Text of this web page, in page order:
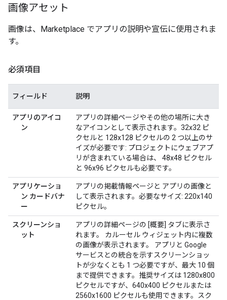
画像アセット
画像は、Marketplace でアプリの説明や宣伝に使用されま
す。
必須項目
フィールド 説明
アプリのアイコ
ン
アプリの詳細ページやその他の場所に大き
なアイコンとして表示されます。32x32 ピ
クセルと 128x128 ピクセルの 2 つ以上のサ
イズが必要です: プロジェクトにウェブアプ
リが含まれている場合は、 48x48 ピクセル
と 96x96 ピクセルも必要です。
アプリケーショ
ン カードバナ
ー
アプリの掲載情報ページと アプリの画像と
して表示されます。必要なサイズ: 220x140
ピクセル。
スクリーンショ
ット
アプリの詳細ページの [概要] タブに表示さ
れます。 カルーセル ウィジェット内に複数
の画像が表示されます。 アプリと Google
サービスとの統合を示すスクリーンショッ
トが少なくとも 1 つ必要ですが、最大 10 個
まで提供できます。推奨サイズは 1280x800
ピクセルですが、640x400 ピクセルまたは
2560x1600 ピクセルも使用できます。スク